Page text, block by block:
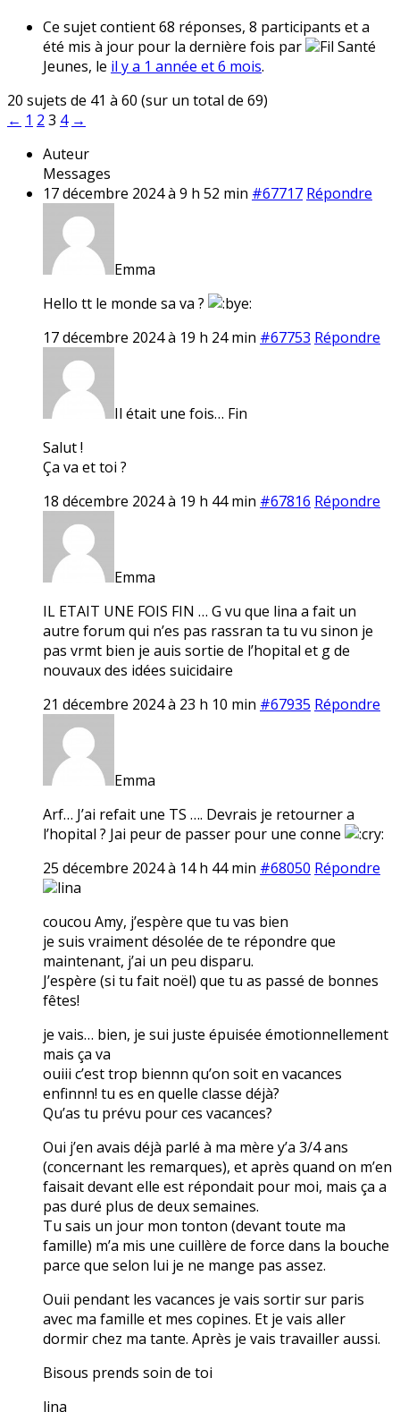
Ce sujet contient 68 réponses, 8 participants et a
été mis à jour pour la dernière fois par
Fil Santé
Jeunes, le il y a 1 année et 6 mois.
20 sujets de 41 à 60 (sur un total de 69)
← 1 2 3 4 →
Auteur
Messages
17 décembre 2024 à 9 h 52 min #67717 Répondre
Emma
Hello tt le monde sa va ?
17 décembre 2024 à 19 h 24 min #67753 Répondre
Il était une fois… Fin
Salut !
Ça va et toi ?
18 décembre 2024 à 19 h 44 min #67816 Répondre
Emma
IL ETAIT UNE FOIS FIN … G vu que lina a fait un
autre forum qui n’es pas rassran ta tu vu sinon je
pas vrmt bien je auis sortie de l’hopital et g de
nouvaux des idées suicidaire
21 décembre 2024 à 23 h 10 min #67935 Répondre
Emma
Arf… J’ai refait une TS …. Devrais je retourner a
l’hopital ? Jai peur de passer pour une conne
25 décembre 2024 à 14 h 44 min #68050 Répondre
lina
coucou Amy, j’espère que tu vas bien
je suis vraiment désolée de te répondre que
maintenant, j’ai un peu disparu.
J’espère (si tu fait noël) que tu as passé de bonnes
fêtes!
je vais… bien, je sui juste épuisée émotionnellement
mais ça va
ouiii c’est trop biennn qu’on soit en vacances
enfinnn! tu es en quelle classe déjà?
Qu’as tu prévu pour ces vacances?
Oui j’en avais déjà parlé à ma mère y’a 3/4 ans
(concernant les remarques), et après quand on m’en
faisait devant elle est répondait pour moi, mais ça a
pas duré plus de deux semaines.
Tu sais un jour mon tonton (devant toute ma
famille) m’a mis une cuillère de force dans la bouche
parce que selon lui je ne mange pas assez.
Ouii pendant les vacances je vais sortir sur paris
avec ma famille et mes copines. Et je vais aller
dormir chez ma tante. Après je vais travailler aussi.
Bisous prends soin de toi
lina